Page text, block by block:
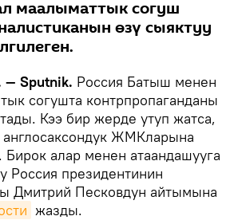
маалыматтык согуш
өзү сыяктуу
Sputnik. Россия Батыш менен
согушта контрпропаганданы
Кээ бир жерде утуп жатса,
ЖМКларына
алар менен атаандашууга
Россия президентинин
Дмитрий Песковдун айтымына
жазды.